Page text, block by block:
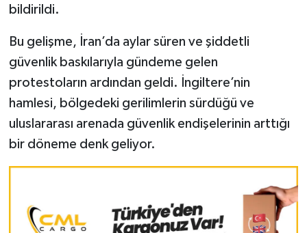
bildirildi.
Bu gelişme, İran’da aylar süren ve şiddetli
güvenlik baskılarıyla gündeme gelen
protestoların ardından geldi. İngiltere’nin
hamlesi, bölgedeki gerilimlerin sürdüğü ve
uluslararası arenada güvenlik endişelerinin arttığı
bir döneme denk geliyor.